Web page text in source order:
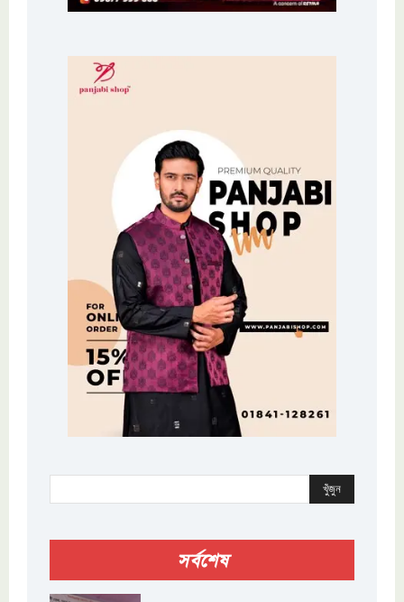
খুঁজুন
সর্বশেষ